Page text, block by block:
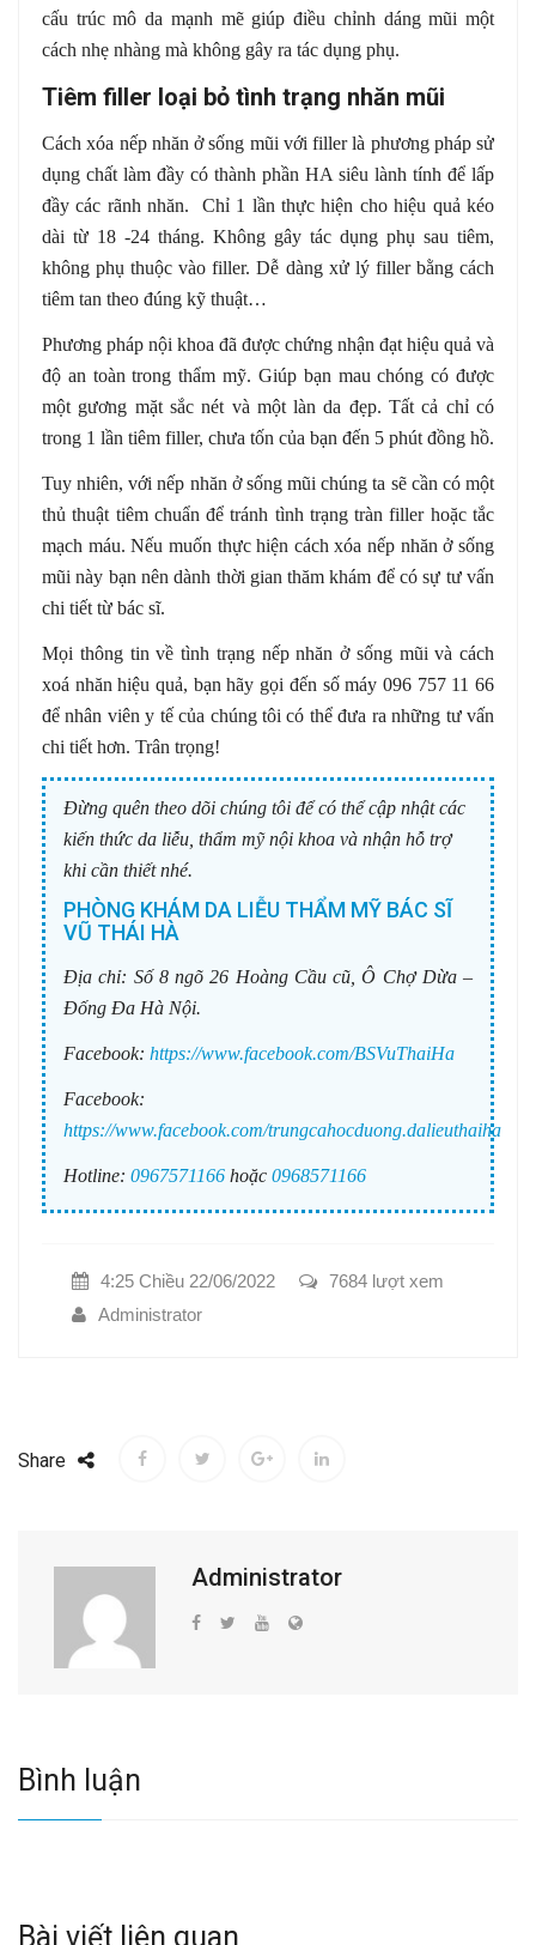
cấu trúc mô da mạnh mẽ giúp điều chỉnh dáng mũi một
cách nhẹ nhàng mà không gây ra tác dụng phụ.
Tiêm filler loại bỏ tình trạng nhăn mũi
Cách xóa nếp nhăn ở sống mũi với filler là phương pháp sử
dụng chất làm đầy có thành phần HA siêu lành tính để lấp
đầy các rãnh nhăn. Chỉ 1 lần thực hiện cho hiệu quả kéo
dài từ 18 -24 tháng. Không gây tác dụng phụ sau tiêm,
không phụ thuộc vào filler. Dễ dàng xử lý filler bằng cách
tiêm tan theo đúng kỹ thuật…
Phương pháp nội khoa đã được chứng nhận đạt hiệu quả và
độ an toàn trong thẩm mỹ. Giúp bạn mau chóng có được
một gương mặt sắc nét và một làn da đẹp. Tất cả chỉ có
trong 1 lần tiêm filler, chưa tốn của bạn đến 5 phút đồng hồ.
Tuy nhiên, với nếp nhăn ở sống mũi chúng ta sẽ cần có một
thủ thuật tiêm chuẩn để tránh tình trạng tràn filler hoặc tắc
mạch máu. Nếu muốn thực hiện cách xóa nếp nhăn ở sống
mũi này bạn nên dành thời gian thăm khám để có sự tư vấn
chi tiết từ bác sĩ.
Mọi thông tin về tình trạng nếp nhăn ở sống mũi và cách
xoá nhăn hiệu quả, bạn hãy gọi đến số máy 096 757 11 66
để nhân viên y tế của chúng tôi có thể đưa ra những tư vấn
chi tiết hơn. Trân trọng!
Đừng quên theo dõi chúng tôi để có thể cập nhật các
kiến thức da liễu, thẩm mỹ nội khoa và nhận hỗ trợ
khi cần thiết nhé.
PHÒNG KHÁM DA LIỄU THẨM MỸ BÁC SĨ
VŨ THÁI HÀ
Địa chỉ: Số 8 ngõ 26 Hoàng Cầu cũ, Ô Chợ Dừa –
Đống Đa Hà Nội.
Facebook: https://www.facebook.com/BSVuThaiHa
Facebook:
https://www.facebook.com/trungcahocduong.dalieuthaiha
Hotline: 0967571166 hoặc 0968571166
4:25 Chiều 22/06/2022
7684 lượt xem
Administrator
Share
Administrator
Bình luận
Bài viết liên quan